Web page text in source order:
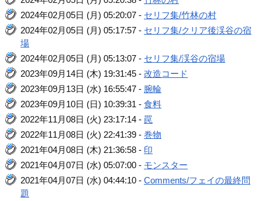
2024年02月05日 (月) 05:20:07 - セリフ集/竹林の村
2024年02月05日 (月) 05:17:57 - セリフ集/クリア後渓谷の宿
場
2024年02月05日 (月) 05:13:07 - セリフ集/渓谷の宿場
2023年09月14日 (木) 19:31:45 -改造コード
2023年09月13日 (水) 16:55:47 - 腕輪
2023年09月10日 (日) 10:39:31 -食料
2022年11月08日 (火) 23:17:14 - 罠
2022年11月08日 (火) 22:41:39 -巻物
2021年04月08日 (木) 21:36:58 - 印
2021年04月07日 (水) 05:07:00 - モンスター
2021年04月07日 (水) 04:44:10 -Comments/フェイの最終問
題